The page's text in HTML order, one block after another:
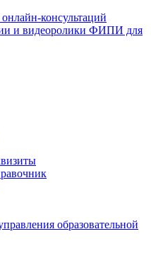
консультаций
и видеоролики ФИПИ для
образовательной